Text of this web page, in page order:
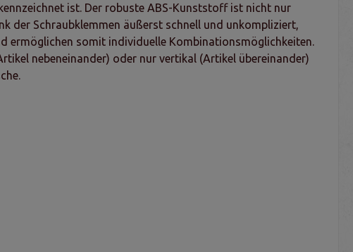
ist. Der robuste ABS-Kunststoff ist nicht nur
der Schraubklemmen äußerst schnell und unkompliziert,
ermöglichen somit individuelle Kombinationsmöglichkeiten.
nebeneinander) oder nur vertikal (Artikel übereinander)